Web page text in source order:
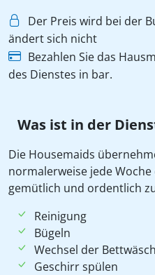
Der Preis wird bei der
ändert sich nicht
Bezahlen Sie das
des Dienstes in bar.
Was ist in der
Die Housemaids
normalerweise jede
gemütlich und ordentlich
Reinigung
Bügeln
Wechsel der
Geschirr spülen